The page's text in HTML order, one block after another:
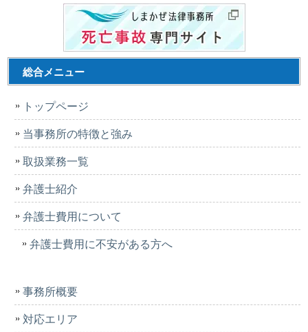
総合メニュー
トップページ
当事務所の特徴と強み
取扱業務一覧
弁護士紹介
弁護士費用について
弁護士費用に不安がある方へ
事務所概要
対応エリア